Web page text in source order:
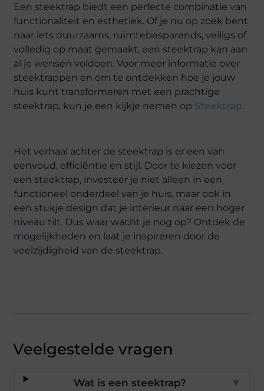
Een steektrap biedt een perfecte combinatie van
functionaliteit en esthetiek. Of je nu op zoek bent
naar iets duurzaams, ruimtebesparends, veiligs of
volledig op maat gemaakt, een steektrap kan aan
al je wensen voldoen. Voor meer informatie over
steektrappen en om te ontdekken hoe je jouw
huis kunt transformeren met een prachtige
steektrap, kun je een kijkje nemen op Steektrap.
Het verhaal achter de steektrap is er een van
eenvoud, efficiëntie en stijl. Door te kiezen voor
een steektrap, investeer je niet alleen in een
functioneel onderdeel van je huis, maar ook in
een stukje design dat je interieur naar een hoger
niveau tilt. Dus waar wacht je nog op? Ontdek de
mogelijkheden en laat je inspireren door de
veelzijdigheid van de steektrap.
Veelgestelde vragen
Wat is een steektrap? ▼